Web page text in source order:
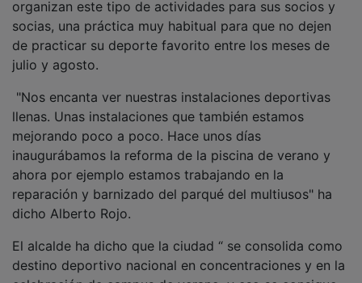
socias, una práctica muy habitual para que no dejen
de practicar su deporte favorito entre los meses de
julio y agosto.
llenas. Unas instalaciones que también estamos
mejorando poco a poco. Hace unos días
inaugurábamos la reforma de la piscina de verano y
ahora por ejemplo estamos trabajando en la
reparación y barnizado del parqué del multiusos" ha
dicho Alberto Rojo.
destino deportivo nacional en concentraciones y en la
celebración de campus de verano, y eso se consigue